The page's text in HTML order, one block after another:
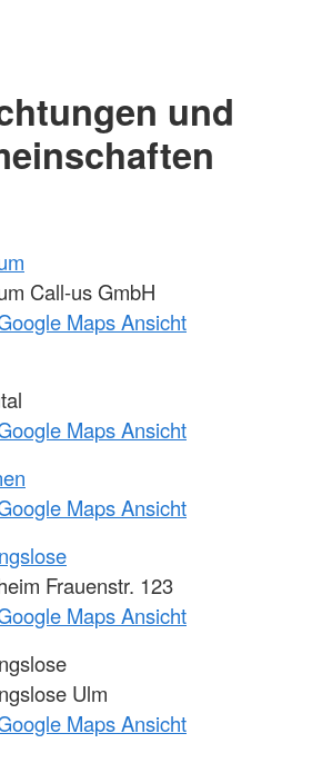
und
Call-us GmbH
Maps Ansicht
Maps Ansicht
Maps Ansicht
Frauenstr. 123
Maps Ansicht
Ulm
Maps Ansicht